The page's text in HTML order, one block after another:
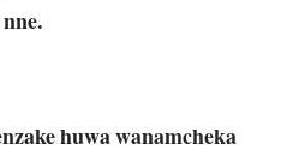
huwa wanamcheka